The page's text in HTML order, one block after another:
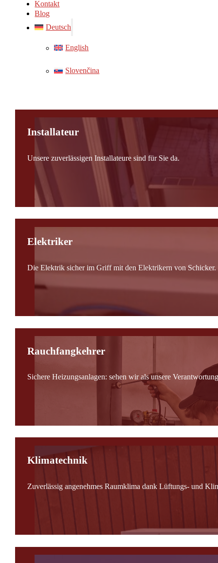
Kontakt
Blog
Deutsch
English
Slovenčina
Installateur
Unsere zuverlässigen Installateure sind für Sie da.
Elektriker
Die Elektrik sicher im Griff mit den Elektrikern von Schicker.
Rauchfangkehrer
Sichere Heizungsanlagen: sehen wir als unsere
Klimatechnik
Zuverlässig angenehmes Raumklima dank Lüftungs- und